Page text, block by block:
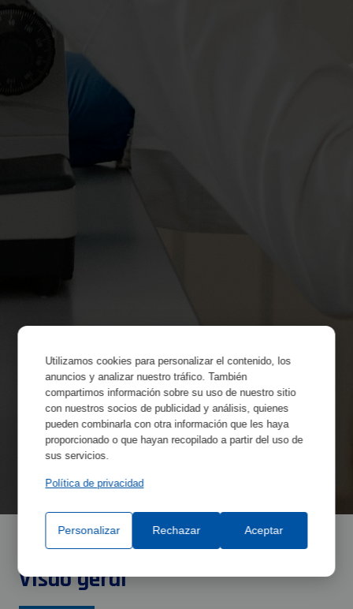
Visão geral
Utilizamos cookies para personalizar el contenido, los
anuncios y analizar nuestro tráfico. También
compartimos información sobre su uso de nuestro sitio
con nuestros socios de publicidad y análisis, quienes
pueden combinarla con otra información que les haya
proporcionado o que hayan recopilado a partir del uso de
sus servicios.
Política de privacidad
Personalizar Rechazar Aceptar